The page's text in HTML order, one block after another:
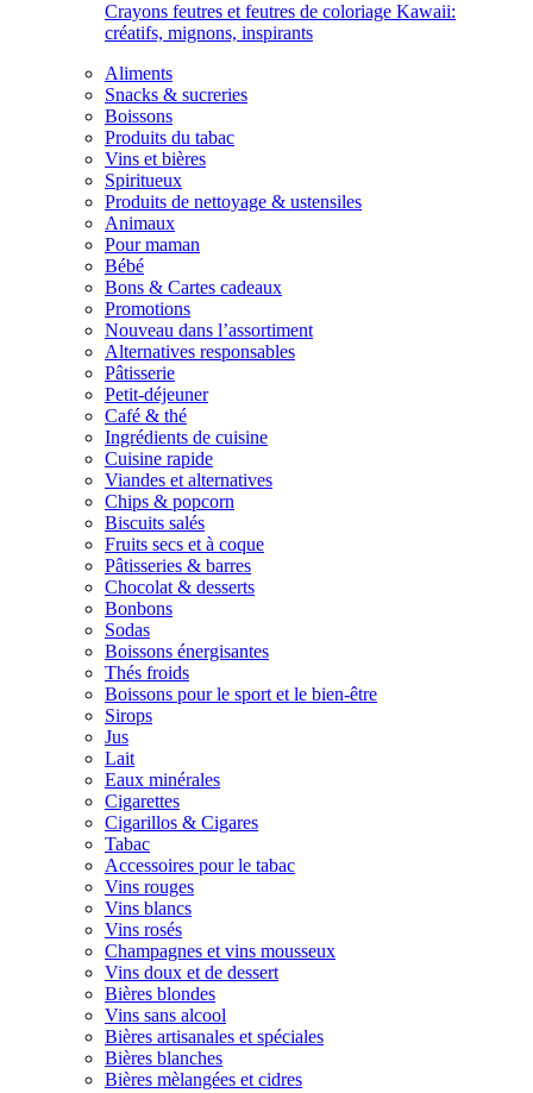
Crayons feutres et feutres de coloriage Kawaii:
créatifs, mignons, inspirants
Aliments
Snacks & sucreries
Boissons
Produits du tabac
Vins et bières
Spiritueux
Produits de nettoyage & ustensiles
Animaux
Pour maman
Bébé
Bons & Cartes cadeaux
Promotions
Nouveau dans l’assortiment
Alternatives responsables
Pâtisserie
Petit-déjeuner
Café & thé
Ingrédients de cuisine
Cuisine rapide
Viandes et alternatives
Chips & popcorn
Biscuits salés
Fruits secs et à coque
Pâtisseries & barres
Chocolat & desserts
Bonbons
Sodas
Boissons énergisantes
Thés froids
Boissons pour le sport et le bien-être
Sirops
Jus
Lait
Eaux minérales
Cigarettes
Cigarillos & Cigares
Tabac
Accessoires pour le tabac
Vins rouges
Vins blancs
Vins rosés
Champagnes et vins mousseux
Vins doux et de dessert
Bières blondes
Vins sans alcool
Bières artisanales et spéciales
Bières blanches
Bières mèlangées et cidres